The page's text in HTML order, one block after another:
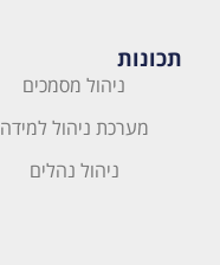
תכונות
ניהול מסמכים
מערכת ניהול למידה
ניהול נהלים